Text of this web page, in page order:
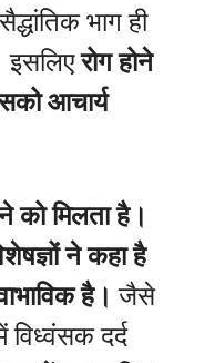
भाग ही
इसलिएरोग होने
आचार्य
को मिलता है।
ने कहा है
है। जैसे
विध्वंसक दर्द